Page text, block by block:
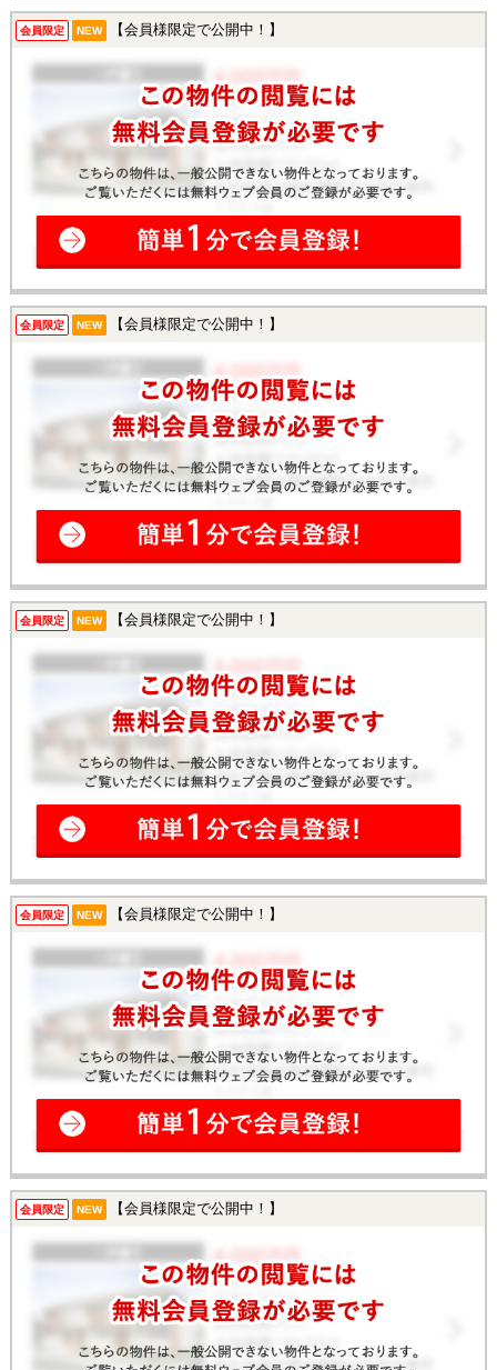
会員限定 NEW 【会員様限定で公開中！】
会員限定 NEW 【会員様限定で公開中！】
会員限定 NEW 【会員様限定で公開中！】
会員限定 NEW 【会員様限定で公開中！】
会員限定 NEW 【会員様限定で公開中！】